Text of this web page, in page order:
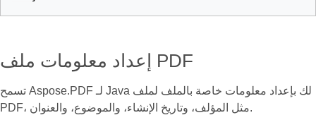
إعداد معلومات ملف PDF
تسمح Aspose.PDF لـ Java لك بإعداد معلومات خاصة بالملف لملف
PDF، مثل المؤلف، وتاريخ الإنشاء، والموضوع، والعنوان.